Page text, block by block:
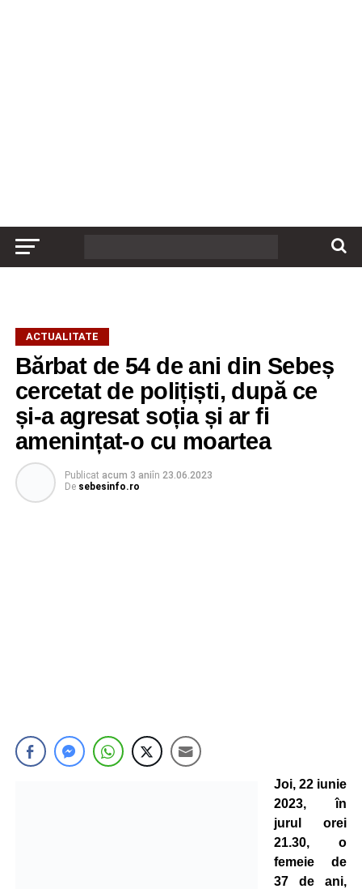
ACTUALITATE
Bărbat de 54 de ani din Sebeș
cercetat de polițiști, după ce
și-a agresat soția și ar fi
amenințat-o cu moartea
Publicat acum 3 aniîn 23.06.2023
De sebesinfo.ro
Joi, 22 iunie
2023, în
jurul orei
21.30, o
femeie de
37 de ani,